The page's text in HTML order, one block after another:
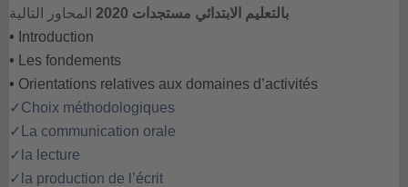
بالتعليم الابتدائي مستجدات 2020 المحاور التالية
• Introduction
• Les fondements
• Orientations relatives aux domaines d’activités
✓Choix méthodologiques
✓
La communication orale
✓ la lecture
✓ la production de l’écrit